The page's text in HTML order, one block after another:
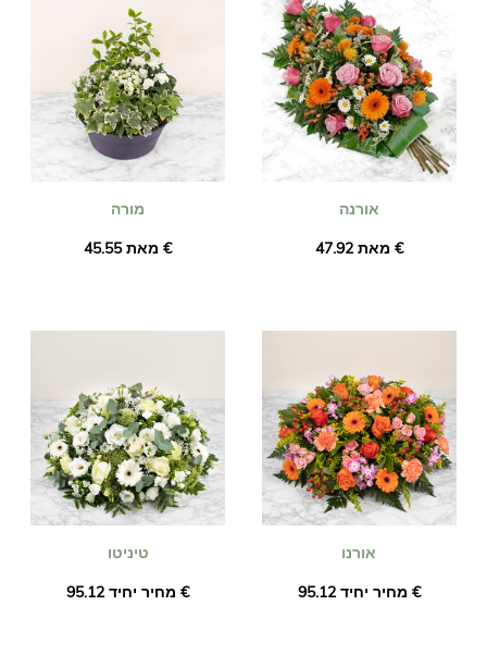
מורה
מאת ‏45.55 €
אורנה
מאת ‏47.92 €
טיניטו
מחיר יחיד ‏95.12 €
אורנו
מחיר יחיד ‏95.12 €